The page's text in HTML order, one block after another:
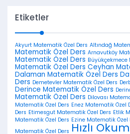
Etiketler
Akyurt Matematik Özel Ders Altındağ
Matematik Özel Ders Arnavutköy
Matematik Özel Ders
Büyükçekmece
Matematik Özel Ders Ceyhan
Dalaman Matematik Özel Ders
Ders
Demetevler Matematik Özel Ders
Derince Matematik Özel Ders
Matematik Özel Ders
Dilovası
Matematik Özel Ders
Enez Matematik Özel
Ders
Etimesgut Matematik Özel Ders Etlik
Matematik Özel Ders
Ezine Matematik Özel
Matematik Özel Ders Hızlı